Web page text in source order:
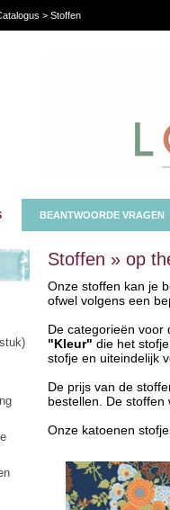
> Stoffen
BEANTWOORDE VRAGEN
Stoffen » op
Onze stoffen kan je
ofwel volgens een
De categorieën voor
"Kleur" die het
stofje en uiteindelijk
De prijs van de
bestellen. De stoffen
Onze katoenen